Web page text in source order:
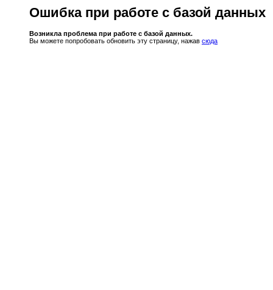
Ошибка при работе с базой данных
Возникла проблема при работе с базой данных.
Вы можете попробовать обновить эту страницу, нажав сюда